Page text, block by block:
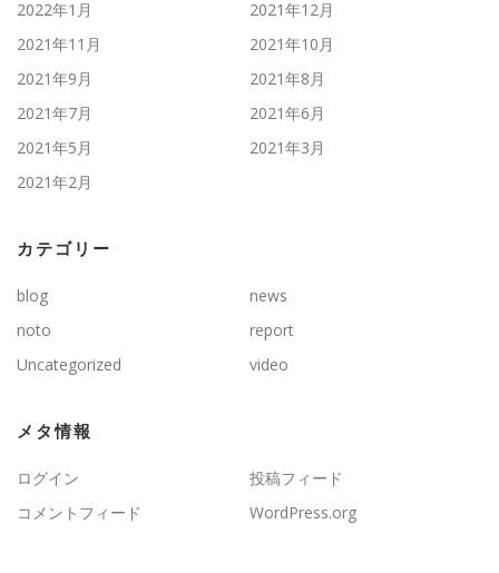
2022年1月
2021年12月
2021年11月
2021年10月
2021年9月
2021年8月
2021年7月
2021年6月
2021年5月
2021年3月
2021年2月
カテゴリー
blog
news
noto
report
Uncategorized
video
メタ情報
ログイン
投稿フィード
コメントフィード
WordPress.org